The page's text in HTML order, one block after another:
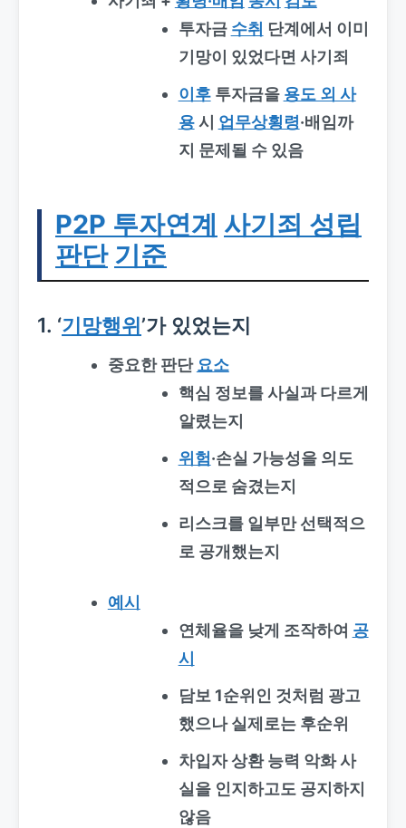
투자금 수취 단계에서 이미
기망이 있었다면 사기죄
이후투자금을 용도 외 사
용시 업무상횡령·배임까
지 문제될 수 있음
P2P 투자연계 사기죄 성립
판단 기준
1. ‘기망행위’가 있었는지
중요한 판단 요소
핵심 정보를 사실과 다르게
알렸는지
위험·손실 가능성을 의도
적으로 숨겼는지
리스크를 일부만 선택적으
로 공개했는지
예시
연체율을 낮게 조작하여 공
시
담보 1순위인 것처럼 광고
했으나 실제로는 후순위
차입자 상환 능력 악화 사
실을 인지하고도 공지하지
않음